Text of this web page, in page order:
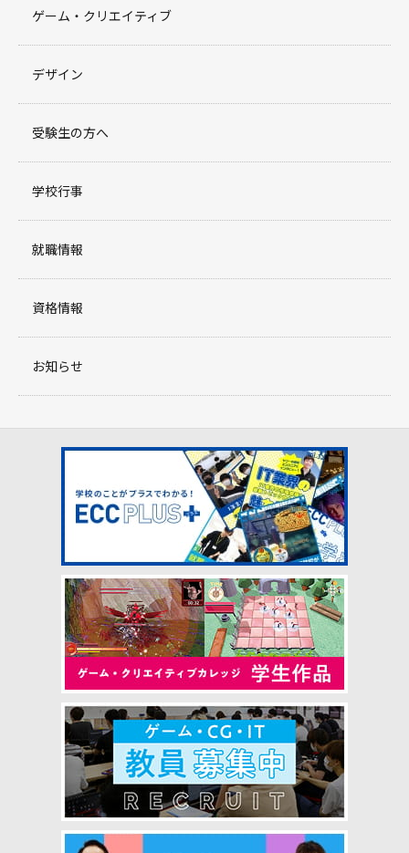
ゲーム・クリエイティブ
デザイン
受験生の方へ
学校行事
就職情報
資格情報
お知らせ